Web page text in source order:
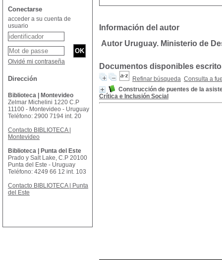
Información del autor
Autor Uruguay. Ministerio de
Documentos disponibles
Refinar búsqueda Consulta a
Construcción de puentes de la
Crítica e Inclusión Social
Conectarse
acceder a su cuenta de
usuario
Olvidé mi contraseña
Dirección
Biblioteca | Montevideo
Zelmar Michelini 1220 C.P
11100 - Montevideo - Uruguay
Teléfono: 2900 7194 int. 20
Contacto BIBLIOTECA |
Montevideo
Biblioteca | Punta del Este
Prado y Salt Lake, C.P 20100
Punta del Este - Uruguay
Teléfono: 4249 66 12 int. 103
Contacto BIBLIOTECA | Punta
del Este